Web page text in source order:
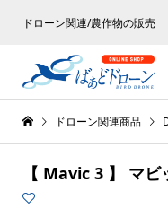
ドローン関連/農作物の販売
ドローン関連商品
【 Mavic 3 】 マビ